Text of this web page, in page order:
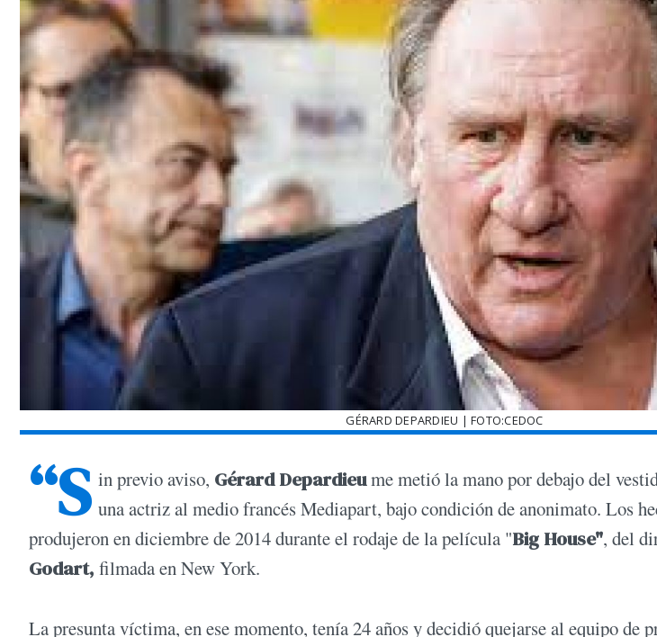
GÉRARD DEPARDIEU | FOTO:CEDOC
“S in previo aviso, Gérard Depardieume metió la mano por debajo del
una actriz al medio francés Mediapart, bajo condición de anonimato. Los
produjeron en diciembre de 2014 durante el rodaje de la película "Big House", del
Godart, filmada en New York.
La presunta víctima, en ese momento, tenía 24 años y decidió quejarse al equipo de